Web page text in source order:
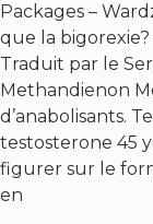
Packages –
que la
Traduit par le
Methandienon
d’anabolisants.
testosterone 45
figurer sur le
en